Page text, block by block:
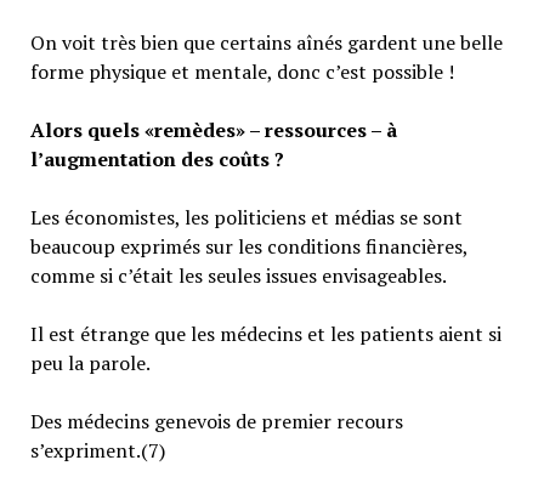
On voit très bien que certains aînés gardent une belle
forme physique et mentale, donc c’est possible !
Alors quels «remèdes» – ressources – à
l’augmentation des coûts ?
Les économistes, les politiciens et médias se sont
beaucoup exprimés sur les conditions financières,
comme si c’était les seules issues envisageables.
Il est étrange que les médecins et les patients aient si
peu la parole.
Des médecins genevois de premier recours
s’expriment.(7)